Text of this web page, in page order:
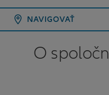
NAVIGOVAŤ
O